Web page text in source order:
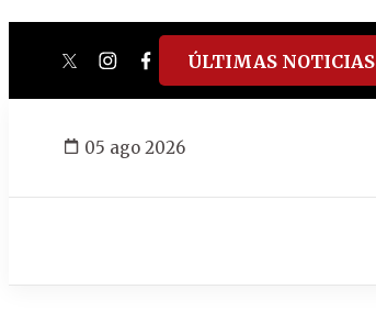
twitterinstagram
facebook
tiktokyoutube
spotify
ÚLTIMAS NOTICIAS
05 ago 2026